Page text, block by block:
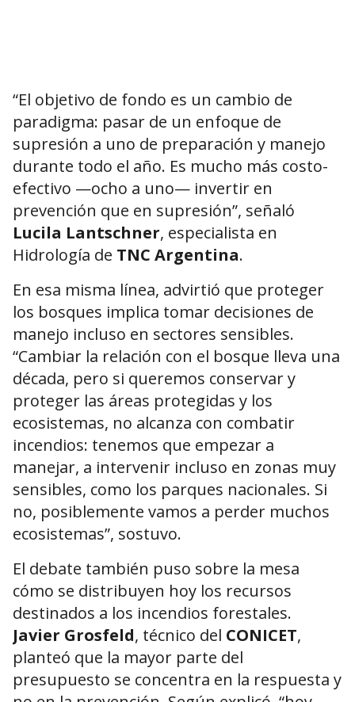
“El objetivo de fondo es un cambio de
paradigma: pasar de un enfoque de
supresión a uno de preparación y manejo
durante todo el año. Es mucho más costo-
efectivo —ocho a uno— invertir en
prevención que en supresión”, señaló
Lucila Lantschner, especialista en
Hidrología de TNC Argentina.
En esa misma línea, advirtió que proteger
los bosques implica tomar decisiones de
manejo incluso en sectores sensibles.
“Cambiar la relación con el bosque lleva una
década, pero si queremos conservar y
proteger las áreas protegidas y los
ecosistemas, no alcanza con combatir
incendios: tenemos que empezar a
manejar, a intervenir incluso en zonas muy
sensibles, como los parques nacionales. Si
no, posiblemente vamos a perder muchos
ecosistemas”, sostuvo.
El debate también puso sobre la mesa
cómo se distribuyen hoy los recursos
destinados a los incendios forestales.
Javier Grosfeld, técnico del CONICET,
planteó que la mayor parte del
presupuesto se concentra en la respuesta y